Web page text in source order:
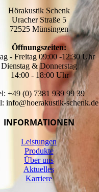
Hörakustik Schenk
Uracher Straße 5
72525 Münsingen
Öffnungszeiten:
- Freitag 09:00 -12:30 Uhr
Dienstag & Donnerstag
14:00 - 18:00 Uhr
+49 (0) 7381 939 99 39
info@hoerakustik-schenk.de
INFORMATIONEN
Leistungen
Produkte
Über uns
Aktuelles
Karriere